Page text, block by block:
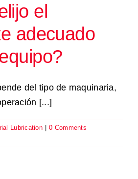
el
adecuado
del tipo de maquinaria,
[...]
Lubrication
0 Comments